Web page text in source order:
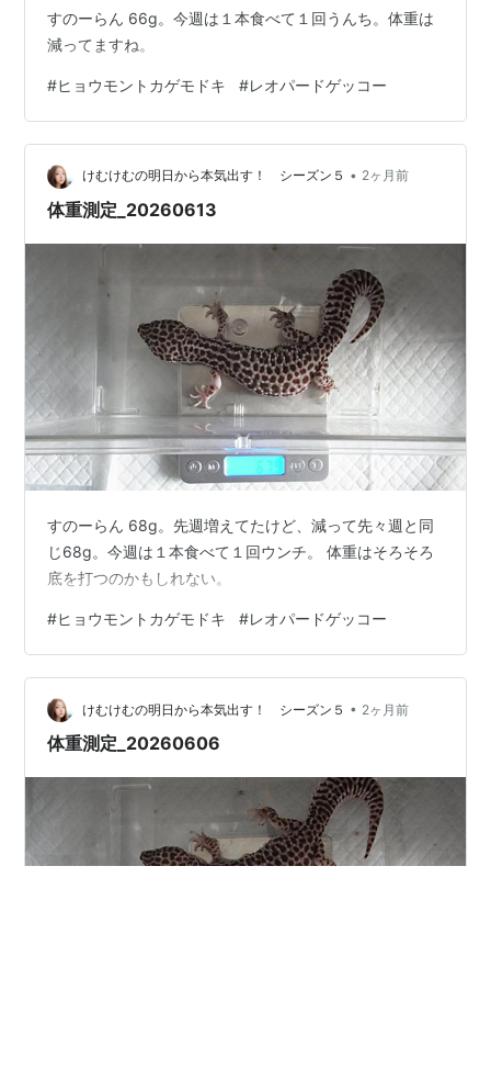
すのーらん 66g。今週は１本食べて１回うんち。体重は
減ってますね。
#ヒョウモントカゲモドキ #レオパードゲッコー
けむけむの明日から本気出す！ シーズン５ • 2ヶ月前
体重測定_20260613
すのーらん 68g。先週増えてたけど、減って先々週と同
じ68g。今週は１本食べて１回ウンチ。 体重はそろそろ
底を打つのかもしれない。
#ヒョウモントカゲモドキ #レオパードゲッコー
けむけむの明日から本気出す！ シーズン５ • 2ヶ月前
体重測定_20260606